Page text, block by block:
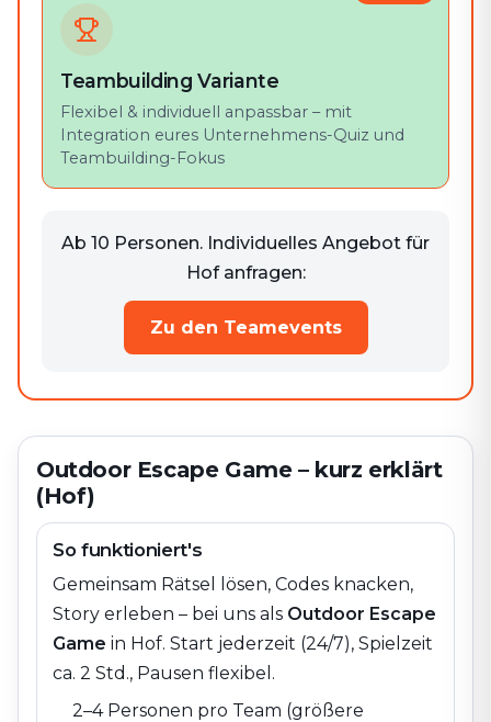
Teambuilding Variante
Flexibel & individuell anpassbar – mit
Integration eures Unternehmens-Quiz und
Teambuilding-Fokus
Ab 10 Personen. Individuelles Angebot für
Hof anfragen:
Zu den Teamevents
Outdoor Escape Game – kurz erklärt
(Hof)
So funktioniert's
Gemeinsam Rätsel lösen, Codes knacken,
Story erleben – bei uns als Outdoor Escape
Game in Hof. Start jederzeit (24/7), Spielzeit
ca. 2 Std., Pausen flexibel.
2–4 Personen pro Team (größere